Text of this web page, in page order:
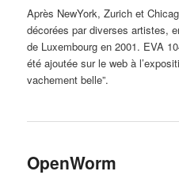
Après NewYork, Zurich et
décorées par diverses artistes,
de Luxembourg en 2001. EVA
été ajoutée sur le web à
vachement belle”.
OpenWorm